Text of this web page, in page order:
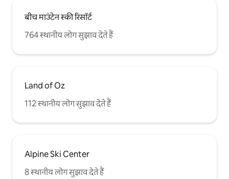
बीच माउंटेन स्की रिसॉर्ट
764 स्थानीय लोग सुझाव देते हैं
Land of Oz
112 स्थानीय लोग सुझाव देते हैं
Alpine Ski Center
8 स्थानीय लोग सुझाव देते हैं